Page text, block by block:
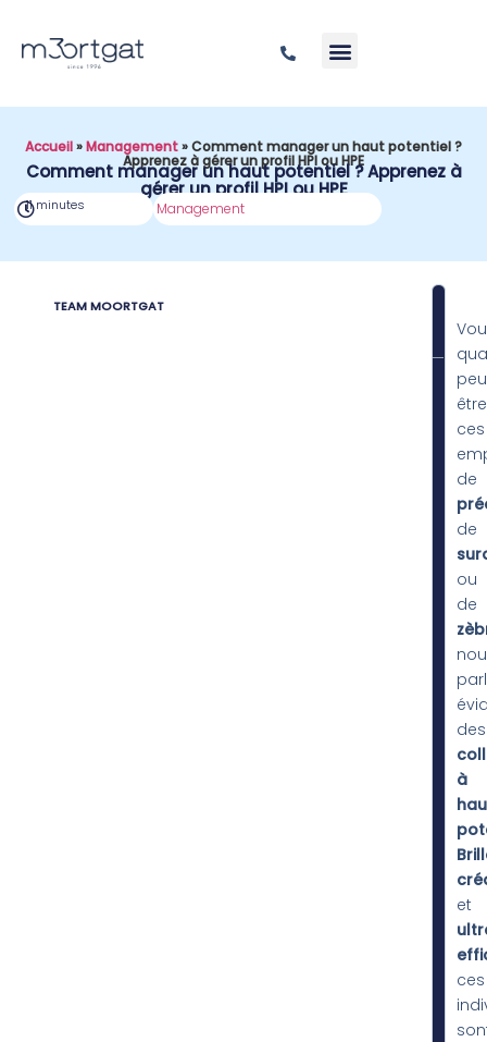
Accueil»Management»Comment manager un haut potentiel ?
Apprenez à gérer un profil HPI ou HPE
Comment manager un haut potentiel ? Apprenez à
gérer un profil HPI ou HPE
11 minutes Management
TEAM MOORTGAT
être
ces
de
de
ou
de
des
à
et
ces